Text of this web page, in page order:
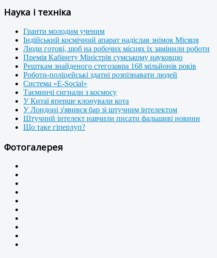
Наука і техніка
Гранти молодим ученим
Індійський космічний апарат надіслав знімок Місяця
Люди готові, щоб на робочих місцях їх замінили роботи
Премія Кабінету Міністрів сумському науковцю
Решткам знайденого стегозавра 168 мільйонів років
Роботи-поліцейські здатні розпізнавати людей
Система «E-Social»
Таємничі сигнали з космосу
У Китаї вперше клонували кота
У Лондоні з'явився бар зі штучним інтелектом
Штучний інтелект навчили писати фальшиві новини
Що таке гіперлуп?
Фотогалерея